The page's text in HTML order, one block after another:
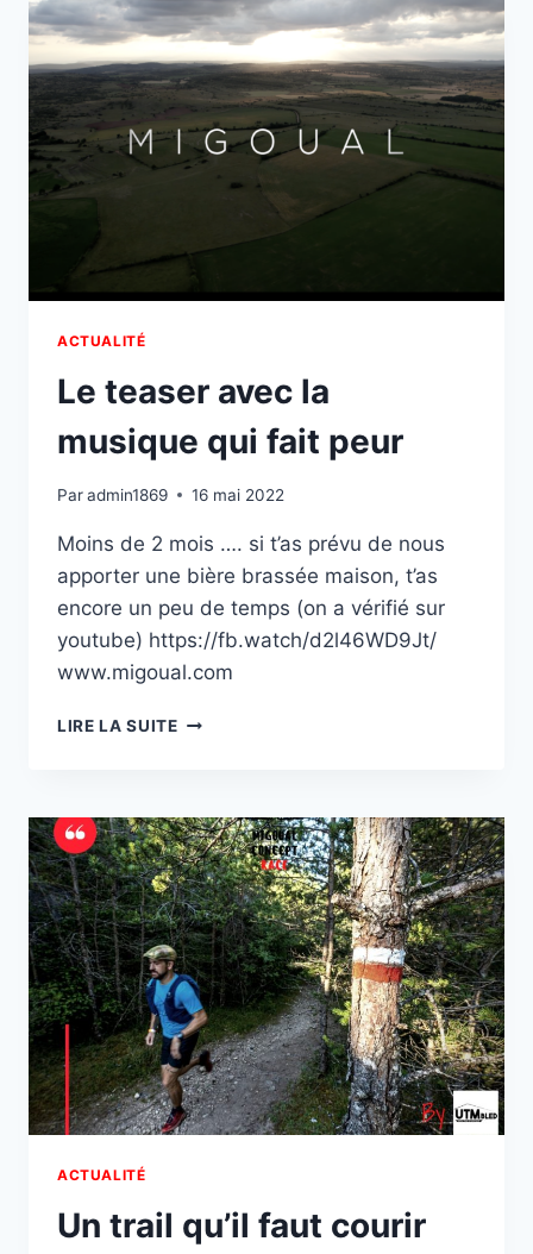
CHRONOS
ACTUALITÉ
Le teaser avec la
musique qui fait peur
Paradmin1869 16 mai 2022
Moins de 2 mois …. si t’as prévu de nous
apporter une bière brassée maison, t’as
encore un peu de temps (on a vérifié sur
youtube) https://fb.watch/d2l46WD9Jt/
www.migoual.com
LIRE LA SUITELE
MUSIQUE
QUI
FAIT
PEUR
ACTUALITÉ
Un trail qu’il faut courir